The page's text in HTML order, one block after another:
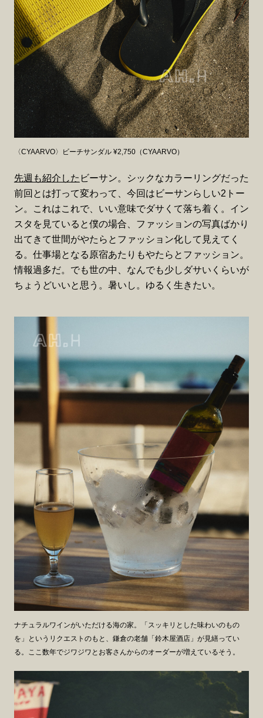
〈CYAARVO〉ビーチサンダル ¥2,750（CYAARVO）
先週も紹介した ビーサン。シックなカラーリングだった
前回とは打って変わって、今回はビーサンらしい2トー
ン。これはこれで、いい意味でダサくて落ち着く。イン
スタを見ていると僕の場合、ファッションの写真ばかり
出てきて世間がやたらとファッション化して見えてく
る。仕事場となる原宿あたりもやたらとファッション。
情報過多だ。でも世の中、なんでも少しダサいくらいが
ちょうどいいと思う。暑いし。ゆるく生きたい。
ナチュラルワインがいただける海の家。「スッキリとした味わいのもの
を」というリクエストのもと、鎌倉の老舗「鈴木屋酒店」が見繕ってい
る。ここ数年でジワジワとお客さんからのオーダーが増えているそう。